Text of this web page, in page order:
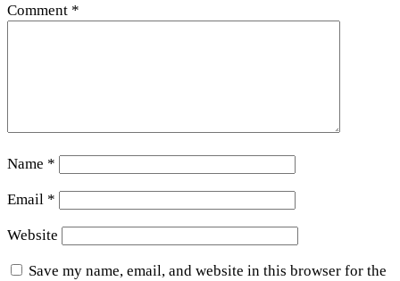
Comment *
Name *
Email *
Website
Save my name, email, and website in this browser for the